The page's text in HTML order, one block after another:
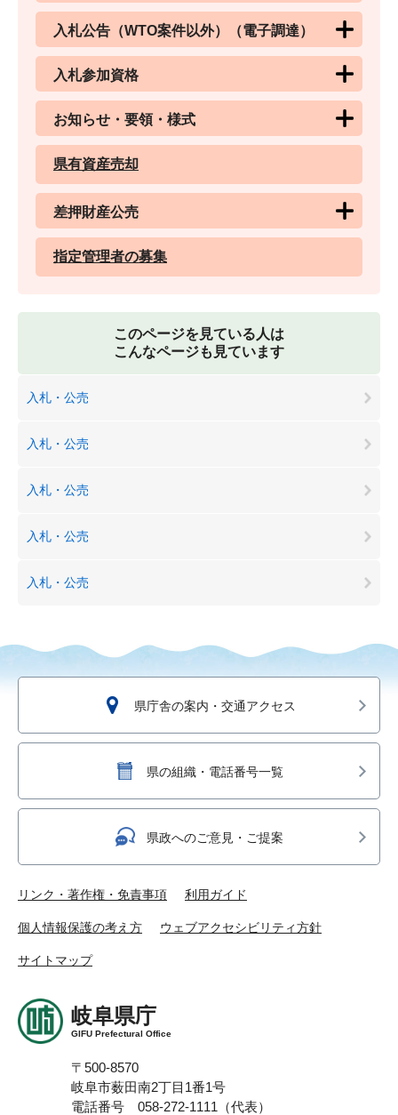
入札公告（WTO案件以外）（電子調達）
入札参加資格
お知らせ・要領・様式
県有資産売却
差押財産公売
指定管理者の募集
このページを見ている人は
こんなページも見ています
入札・公売
入札・公売
入札・公売
入札・公売
入札・公売
県庁舎の案内・交通アクセス
県の組織・電話番号一覧
県政へのご意見・ご提案
リンク・著作権・免責事項 利用ガイド
個人情報保護の考え方 ウェブアクセシビリティ方針
サイトマップ
岐阜県庁
GIFU Prefectural Office
〒500-8570
岐阜市薮田南2丁目1番1号
電話番号 058-272-1111（代表）